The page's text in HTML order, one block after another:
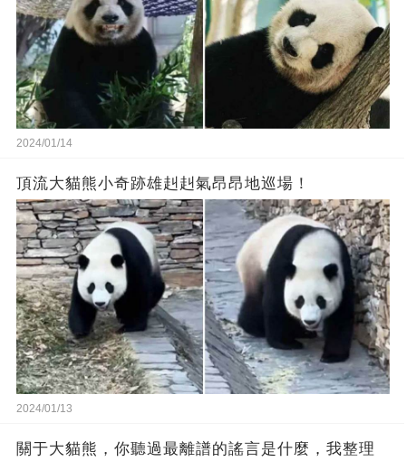
2024/01/14
頂流大貓熊小奇跡雄赳赳氣昂昂地巡場！
2024/01/13
關于大貓熊，你聽過最離譜的謠言是什麼，我整理